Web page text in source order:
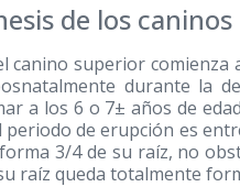
de los caninos
canino superior
durante la
a los 6 o 7± años de
periodo de erupción es
3/4 de su raíz, no
raíz queda totalmente